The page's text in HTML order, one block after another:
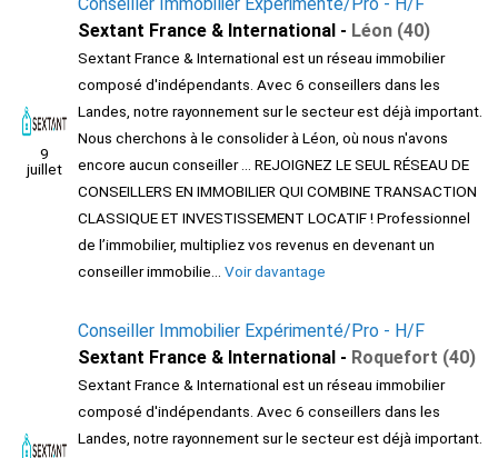
9
juillet
Sextant France & International - Léon (40)
Sextant France & International est un réseau immobilier
composé d'indépendants. Avec 6 conseillers dans les
Landes, notre rayonnement sur le secteur est déjà important.
Nous cherchons à le consolider à Léon, où nous n'avons
encore aucun conseiller ... REJOIGNEZ LE SEUL RÉSEAU DE
CONSEILLERS EN IMMOBILIER QUI COMBINE TRANSACTION
CLASSIQUE ET INVESTISSEMENT LOCATIF ! Professionnel
de l’immobilier, multipliez vos revenus en devenant un
conseiller immobilie... Voir davantage
Conseiller Immobilier Expérimenté/Pro - H/F
Sextant France & International - Roquefort (40)
Sextant France & International est un réseau immobilier
composé d'indépendants. Avec 6 conseillers dans les
Landes, notre rayonnement sur le secteur est déjà important.